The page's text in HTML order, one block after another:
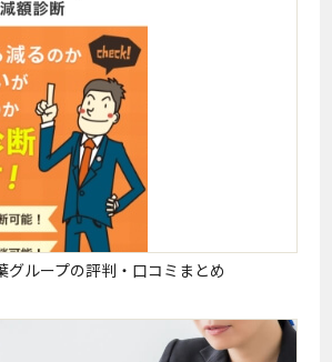
グループの評判・口コミまとめ